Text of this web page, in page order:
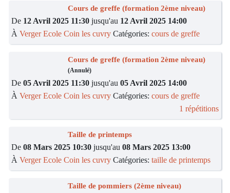
Cours de greffe (formation 2ème niveau)
De 12 Avril 2025 11:30 jusqu'au 12 Avril 2025 14:00
ÀVerger Ecole Coin les cuvry Catégories:cours de greffe
Cours de greffe (formation 2ème niveau)
(Annulé)
De05 Avril 2025 11:30 jusqu'au05 Avril 2025 14:00
ÀVerger Ecole Coin les cuvry Catégories:cours de greffe
1 répétitions
Taille de printemps
De08 Mars 2025 10:30 jusqu'au08 Mars 2025 13:00
ÀVerger Ecole Coin les cuvry Catégories:taille de printemps
Taille de pommiers (2ème niveau)